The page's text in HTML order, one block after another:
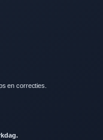
en correcties.